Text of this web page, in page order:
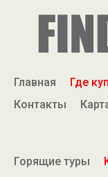
Главная Где
Контакты
Горящие туры